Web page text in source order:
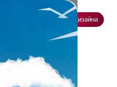
Студия дизайна